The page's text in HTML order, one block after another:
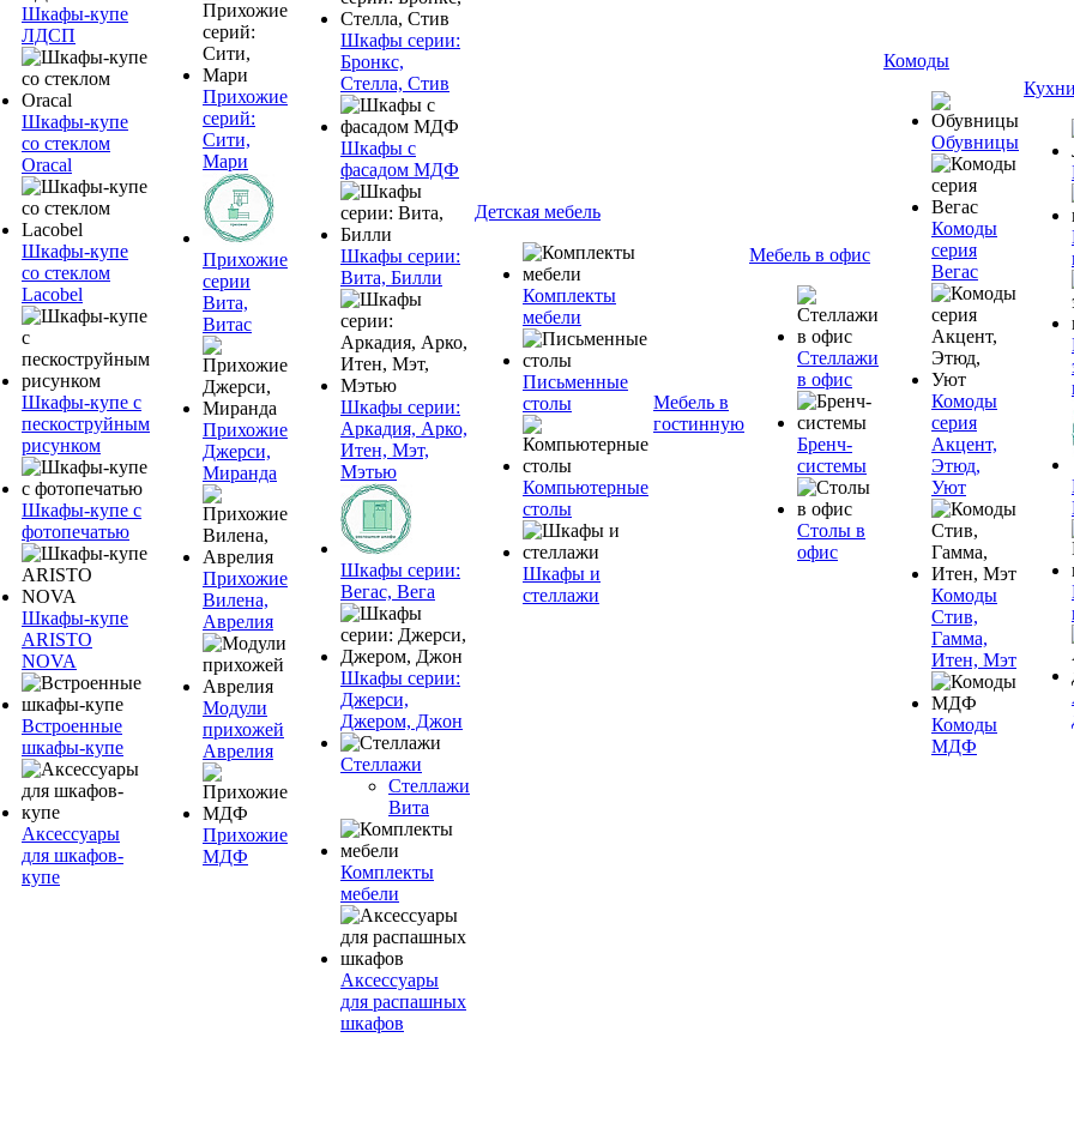
Шкафы-купе
ЛДСП
Шкафы-купе
со стеклом
Oracal
Шкафы-купе
со стеклом
Lacobel
Шкафы-купе с
пескоструйным
рисунком
Шкафы-купе с
фотопечатью
Шкафы-купе
ARISTO
NOVA
Встроенные
шкафы-купе
Аксессуары
для шкафов-
купе
Прихожие
серий:
Сити,
Мари
Прихожие
серии
Вита,
Витас
Прихожие
Джерси,
Миранда
Прихожие
Вилена,
Аврелия
Модули
прихожей
Аврелия
Прихожие
МДФ
Шкафы серии:
Бронкс,
Стелла, Стив
Шкафы с
фасадом МДФ
Шкафы серии:
Вита, Билли
Шкафы серии:
Аркадия, Арко,
Итен, Мэт,
Мэтью
Шкафы серии:
Вегас, Вега
Шкафы серии:
Джерси,
Джером, Джон
Стеллажи
Стеллажи
Вита
Комплекты
мебели
Аксессуары
для распашных
шкафов
Детская мебель
Комплекты
мебели
Письменные
столы
Компьютерные
столы
Шкафы и
стеллажи
Мебель в
гостинную
Мебель в офис
Стеллажи
в офис
Бренч-
системы
Столы в
офис
Комоды
Обувницы
Комоды
серия
Вегас
Комоды
серия
Акцент,
Этюд,
Уют
Комоды
Стив,
Гамма,
Итен, Мэт
Комоды
МДФ